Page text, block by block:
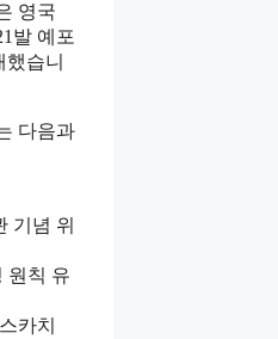
영국
발 예포
했습니
다음과
기념 위
원칙 유
카치